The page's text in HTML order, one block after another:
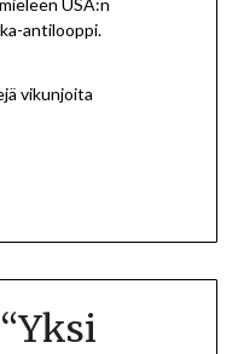
USA:n
antilooppi.
vikunjoita
Yksi